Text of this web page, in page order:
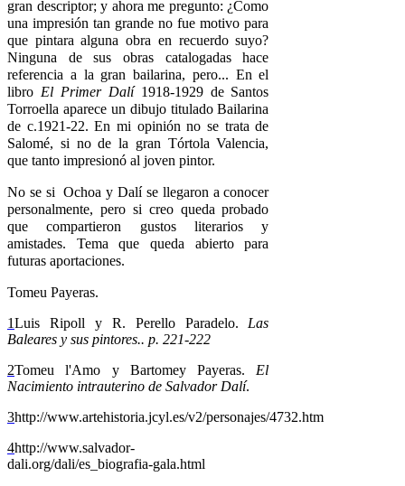
gran descriptor; y ahora me pregunto: ¿Como
una impresión tan grande no fue motivo para
que pintara alguna obra en recuerdo suyo?
Ninguna de sus obras catalogadas hace
referencia a la gran bailarina, pero... En el
libro El Primer Dalí1918-1929 de Santos
Torroella aparece un dibujo titulado Bailarina
de c.1921-22. En mi opinión no se trata de
Salomé, si no de la gran Tórtola Valencia,
que tanto impresionó al joven pintor.
No se si Ochoa y Dalí se llegaron a conocer
personalmente, pero si creo queda probado
que compartieron gustos literarios y
amistades. Tema que queda abierto para
futuras aportaciones.
Tomeu Payeras.
1Luis Ripoll y R. Perello Paradelo. Las
Baleares y sus pintores.. p. 221-222
2Tomeu l'Amo y Bartomey Payeras. El
Nacimiento intrauterino de Salvador Dalí.
3http://www.artehistoria.jcyl.es/v2/personajes/4732.htm
4http://www.salvador-
dali.org/dali/es_biografia-gala.html